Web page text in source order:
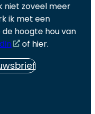
niet zoveel meer
ik met een
de hoogte hou van
of hier.